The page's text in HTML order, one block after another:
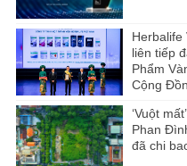
Herbalife
liên tiếp
Phẩm
Cộng
‘Vuột
Phan
đã chi